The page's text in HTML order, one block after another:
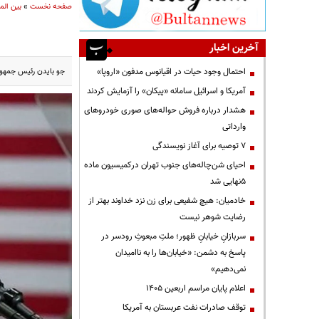
صفحه نخست»بین
جو بایدن رئیس جمهوری
آخرین اخبار
احتمال وجود حیات در اقیانوس مدفون «اروپا»
آمریکا و اسرائیل سامانه «پیکان» را آزمایش کردند
هشدار درباره فروش حواله‌های صوری خودروهای
وارداتی
۷ توصیه برای آغاز نویسندگی
احیای شن‌چاله‌های جنوب تهران درکمیسیون ماده
۵نهایی شد
خادمیان: هیچ شفیعی برای زن نزد خداوند بهتر از
رضایت شوهر نیست
سربازانِ خیابانِ ظهور؛ ملتِ مبعوثِ رودسر در
پاسخ به دشمن: «خیابان‌ها را به ناامیدان
نمی‌دهیم»
اعلام پایان مراسم اربعین ۱۴۰۵
توقف صادرات نفت عربستان به آمریکا